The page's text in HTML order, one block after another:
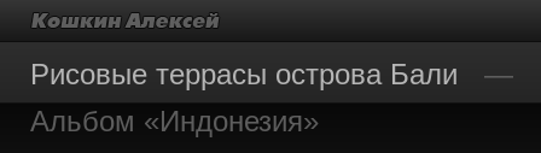
Рисовые террасы острова Бали
Альбом «Индонезия»